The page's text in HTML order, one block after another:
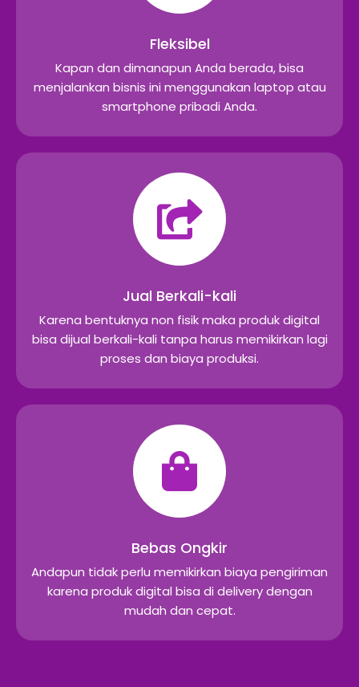
Fleksibel
Kapan dan dimanapun Anda berada, bisa
menjalankan bisnis ini menggunakan laptop atau
smartphone pribadi Anda.
Jual Berkali-kali
Karena bentuknya non fisik maka produk digital
bisa dijual berkali-kali tanpa harus memikirkan lagi
proses dan biaya produksi.
Bebas Ongkir
Andapun tidak perlu memikirkan biaya pengiriman
karena produk digital bisa di delivery dengan
mudah dan cepat.